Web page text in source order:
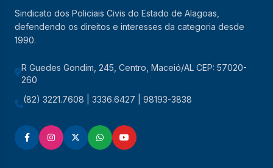
Sindicato dos Policiais Civis do Estado de Alagoas,
defendendo os direitos e interesses da categoria desde
1990.
R Guedes Gondim, 245, Centro, Maceió/AL CEP: 57020-
260
(82) 3221.7608 | 3336.6427 | 98193-3838